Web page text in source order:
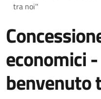
tra noi''
economici
benvenuto